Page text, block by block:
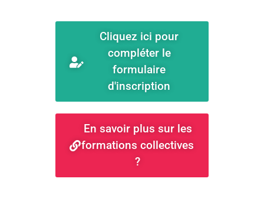
Cliquez ici pour
compléter le
formulaire
d'inscription
En savoir plus sur les
formations collectives
?